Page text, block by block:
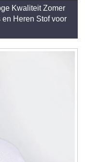
Kwaliteit Zomer
Heren Stof voor